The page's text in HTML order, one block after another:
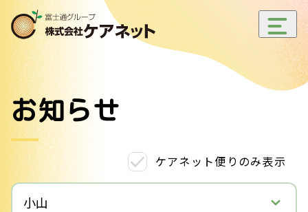
メ
ニ
ュ
ー
お知らせ
ケアネット便りのみ表示
小山